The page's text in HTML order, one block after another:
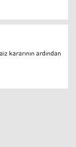
kırdı
kararının ardından